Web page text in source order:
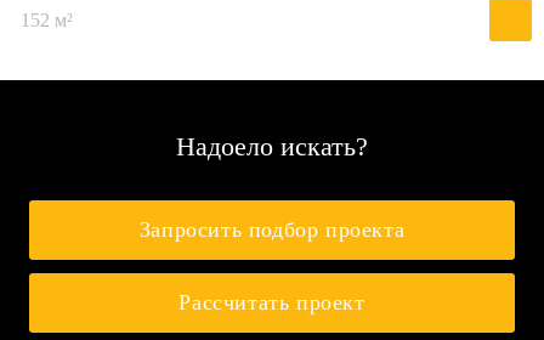
152 м²
Надоело искать?
Запросить подбор проекта
Рассчитать проект